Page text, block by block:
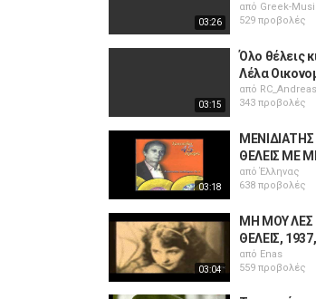
03:26
από Greek-
529 προβολές
03:15
Όλο θέλεις
Λέλα
από RC_Andreas
343 προβολές
03:18
ΘΕΛΕΙΣ ΜΕ
απόΈλληνας
638 προβολές
03:04
ΜΗ ΜΟΥ ΛΕΣ
ΘΕΛΕΙΣ,
από Enas
559 προβολές